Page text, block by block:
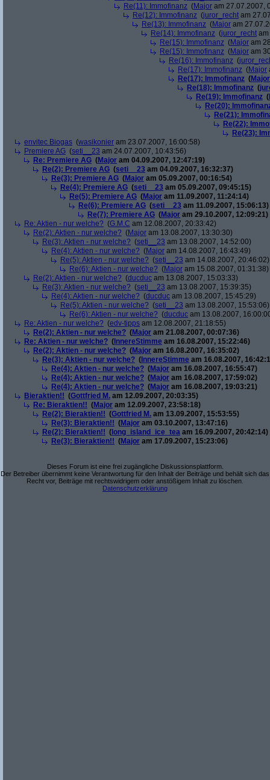
Re(11): Immofinanz (Major am 27.07.2007,
Re(12): Immofinanz (juror_recht am
Re(13): Immofinanz (Major am
Re(14): Immofinanz (juror_recht
Re(15): Immofinanz (Major am
Re(15): Immofinanz (Major am
Re(16): Immofinanz (
Re(17): Immofinanz (Major
Re(17): Immofinanz (Major
Re(18): Immofinanz (
Re(19): Immofinanz (
Re(20):
Re(21):
Re(22):
Re(23):
envitec Biogas (wasikonier am 23.07.2007, 16:00:58)
Premiere AG (seti__23 am 24.07.2007, 10:43:56)
Re: Premiere AG (Major am 04.09.2007, 12:47:19)
Re(2): Premiere AG (seti__23 am 04.09.2007, 16:32:37)
Re(3): Premiere AG (Major am 05.09.2007, 00:16:54)
Re(4): Premiere AG (seti__23 am 05.09.2007, 09:45:15)
Re(5): Premiere AG (Major am 11.09.2007, 11:24:14)
Re(6): Premiere AG (seti__23 am 11.09.2007, 15:06:13)
Re(7): Premiere AG (Major am 29.10.2007, 12:09:21)
Re: Aktien - nur welche? (G.M.C am 12.08.2007, 20:33:42)
Re(2): Aktien - nur welche? (Major am 13.08.2007, 13:30:30)
Re(3): Aktien - nur welche? (seti__23 am 13.08.2007, 14:52:00)
Re(4): Aktien - nur welche? (Major am 14.08.2007, 16:43:49)
Re(5): Aktien - nur welche? (seti__23 am 14.08.2007, 20:46:02)
Re(6): Aktien - nur welche? (Major am 15.08.2007, 01:31:38)
Re(2): Aktien - nur welche? (ducduc am 13.08.2007, 15:03:33)
Re(3): Aktien - nur welche? (seti__23 am 13.08.2007, 15:39:35)
Re(4): Aktien - nur welche? (ducduc am 13.08.2007, 15:45:29)
Re(5): Aktien - nur welche? (seti__23 am 13.08.2007, 15:53:06)
Re(6): Aktien - nur welche? (ducduc am 13.08.2007,
Re: Aktien - nur welche? (edv-tipps am 12.08.2007, 21:18:55)
Re(2): Aktien - nur welche? (Major am 21.08.2007, 00:07:36)
Re: Aktien - nur welche? ( InnereStimme am 16.08.2007, 15:22:46)
Re(2): Aktien - nur welche? (Major am 16.08.2007, 16:35:02)
Re(3): Aktien - nur welche? ( InnereStimme am 16.08.2007,
Re(4): Aktien - nur welche? (Major am 16.08.2007, 16:55:47)
Re(4): Aktien - nur welche? (Major am 16.08.2007, 17:59:02)
Re(4): Aktien - nur welche? (Major am 16.08.2007, 19:03:21)
Bieraktien!! (Gottfried M. am 12.09.2007, 20:03:35)
Re: Bieraktien!! (Major am 12.09.2007, 23:58:18)
Re(2): Bieraktien!! (Gottfried M. am 13.09.2007, 15:53:55)
Re(3): Bieraktien!! (Major am 03.10.2007, 13:47:16)
Re(2): Bieraktien!! ( long_island_ice_tea am 16.09.2007, 20:42:14)
Re(3): Bieraktien!! (Major am 17.09.2007, 15:23:06)
Dieses Forum ist eine frei zugängliche Diskussionsplattform.
Der Betreiber übernimmt keine Verantwortung für den Inhalt der Beiträge und behält sich das
Recht vor, Beiträge mit rechtswidrigem oder anstößigem Inhalt zu löschen.
Datenschutzerklärung